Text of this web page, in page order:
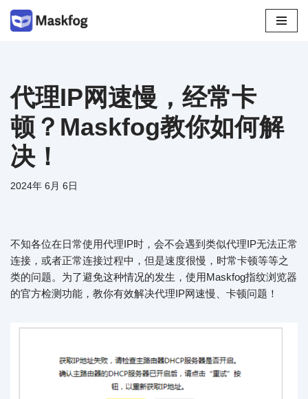
文
代理IP网速慢，经常卡
顿？Maskfog教你如何解
决！
2024年 6月 6日
不知各位在日常使用代理IP时，会不会遇到类似代理IP无法正常
连接，或者正常连接过程中，但是速度很慢，时常卡顿等等之
类的问题。为了避免这种情况的发生，使用Maskfog指纹浏览器
的官方检测功能，教你有效解决代理IP网速慢、卡顿问题！